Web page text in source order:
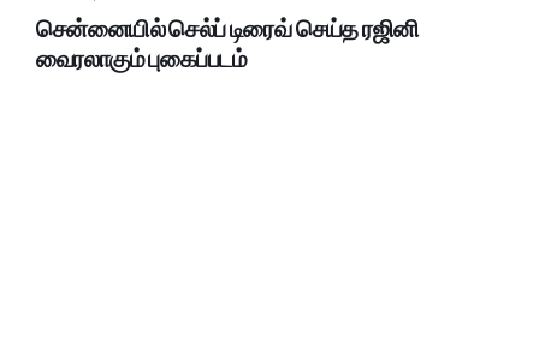
சென்னையில் செல்ப் டிரைவ் செய்த ரஜினி
வைரலாகும் புகைப்படம்